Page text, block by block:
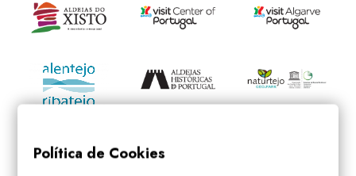
Política de Cookies